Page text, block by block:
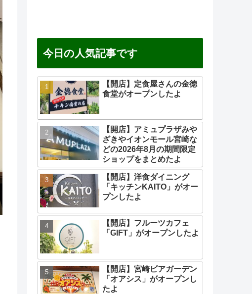
今日の人気記事です
【開店】定食屋さんの金徳
食堂がオープンしたよ
【開店】アミュプラザみや
ざきやイオンモール宮崎な
どの2026年8月の期間限定
ショップをまとめたよ
【開店】洋食ダイニング
「キッチンKAITO」がオー
プンしたよ
【開店】フルーツカフェ
「GIFT」がオープンしたよ
【開店】宮崎ビアガーデン
「オアシス」がオープンし
たよ